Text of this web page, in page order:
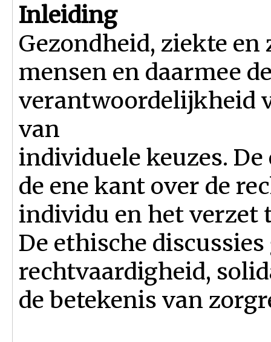
Inleiding
Gezondheid, ziekte
mensen en daarmee
verantwoordelijkheid
van
individuele keuzes.
de ene kant over de
individu en het verzet
De ethische
rechtvaardigheid,
de betekenis van